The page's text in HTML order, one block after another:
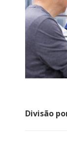
Divisão